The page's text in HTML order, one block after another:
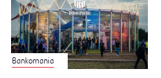
Bankomania